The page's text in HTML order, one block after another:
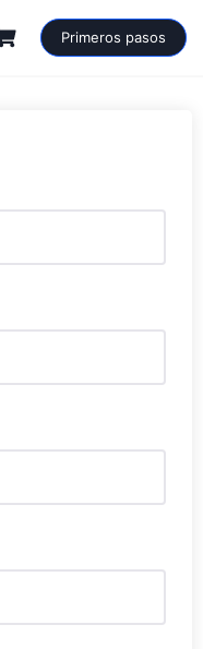
Primeros pasos